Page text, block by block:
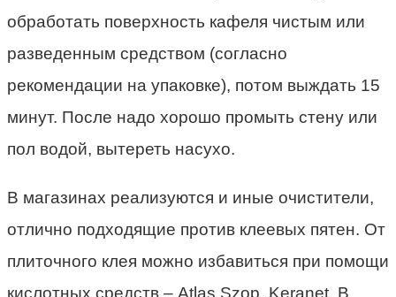
обработать поверхность кафеля чистым или
разведенным средством (согласно
рекомендации на упаковке), потом выждать 15
минут. После надо хорошо промыть стену или
пол водой, вытереть насухо.
В магазинах реализуются и иные очистители,
отлично подходящие против клеевых пятен. От
плиточного клея можно избавиться при помощи
кислотных средств – Atlas Szop, Keranet. В